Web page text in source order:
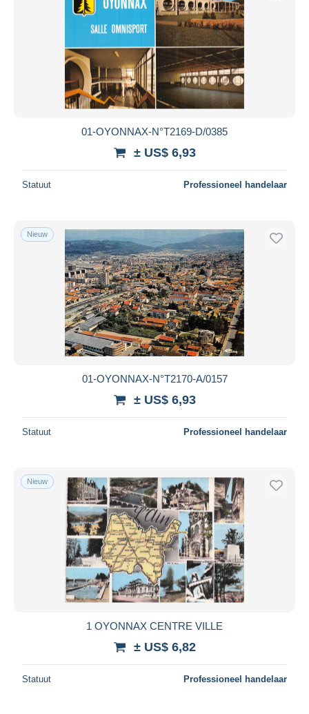
01-OYONNAX-N°T2169-D/0385
± US$ 6,93
Statuut Professioneel handelaar
Nieuw
01-OYONNAX-N°T2170-A/0157
± US$ 6,93
Statuut Professioneel handelaar
Nieuw
1 OYONNAX CENTRE VILLE
± US$ 6,82
Statuut Professioneel handelaar